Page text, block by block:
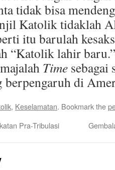
tidak bisa
Katolik tidaklah
itu barulah
“Katolik lahir
Time sebagai
di
, Keselamatan. Bookmark the
Pra-Tribulasi